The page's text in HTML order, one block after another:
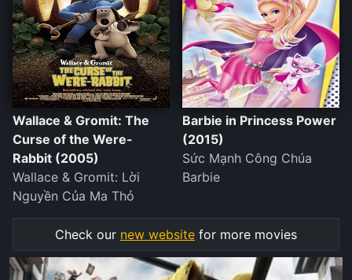
Wallace & Gromit: The
Curse of the Were-
Rabbit (2005)
Wallace & Gromit: Lời
Nguyền Của Ma Thỏ
Barbie in Princess Power
(2015)
Sức Mạnh Công Chúa
Barbie
Check our new website for more movies